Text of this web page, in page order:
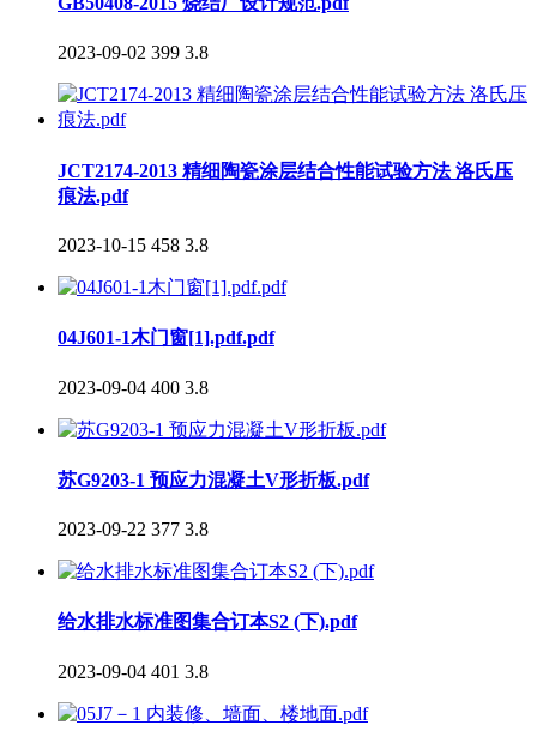
2023-09-02 399 3.8
JCT2174-2013 精细陶瓷涂层结合性能试验方法 洛氏压
痕法.pdf
2023-10-15 458 3.8
04J601-1木门窗[1].pdf.pdf
2023-09-04 400 3.8
苏G9203-1 预应力混凝土V形折板.pdf
2023-09-22 377 3.8
给水排水标准图集合订本S2 (下).pdf
2023-09-04 401 3.8